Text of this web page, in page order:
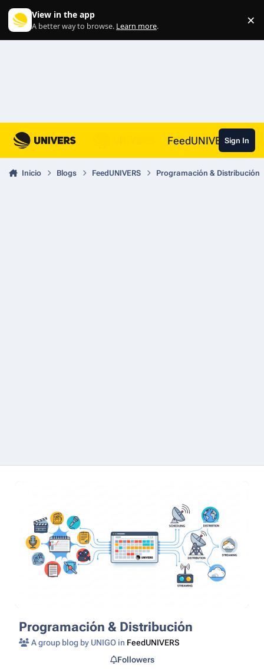
View in the app
A better way to browse. Learn more. ×
FeedUNIVERSSign In
Inicio Blogs FeedUNIVERS Programación & Distribución
Programación & Distribución
A group blog by UNIGO in FeedUNIVERS
Followers